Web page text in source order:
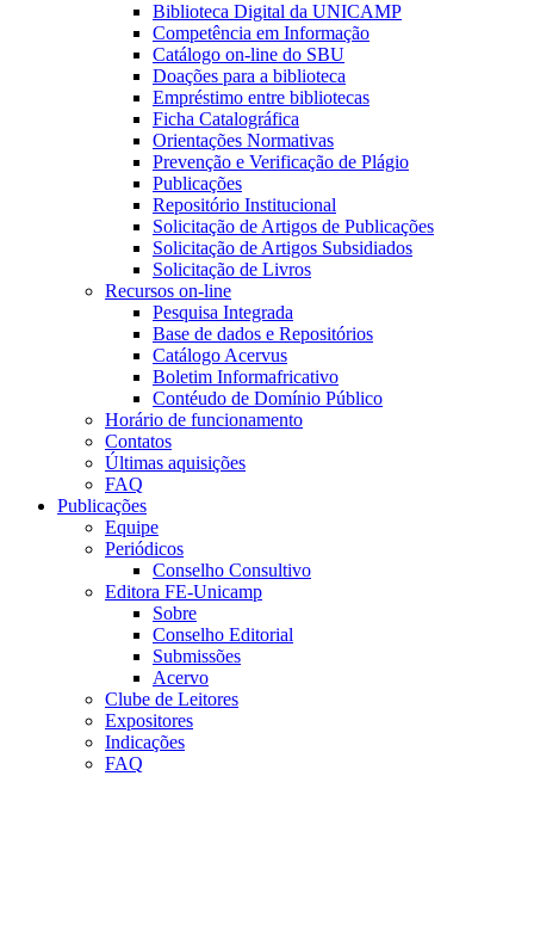
Biblioteca Digital da UNICAMP
Competência em Informação
Catálogo on-line do SBU
Doações para a biblioteca
Empréstimo entre bibliotecas
Ficha Catalográfica
Orientações Normativas
Prevenção e Verificação de Plágio
Publicações
Repositório Institucional
Solicitação de Artigos de Publicações
Solicitação de Artigos Subsidiados
Solicitação de Livros
Recursos on-line
Pesquisa Integrada
Base de dados e Repositórios
Catálogo Acervus
Boletim Informafricativo
Contéudo de Domínio Público
Horário de funcionamento
Contatos
Últimas aquisições
FAQ
Publicações
Equipe
Periódicos
Conselho Consultivo
Editora FE-Unicamp
Sobre
Conselho Editorial
Submissões
Acervo
Clube de Leitores
Expositores
Indicações
FAQ